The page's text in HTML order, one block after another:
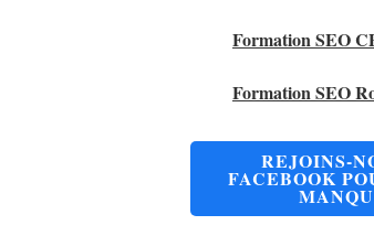
Formation SEO
Formation SEO
REJOINS-
FACEBOOK